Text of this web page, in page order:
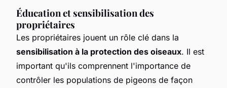
Éducation et sensibilisation des
propriétaires
Les propriétaires jouent un rôle clé dans la
sensibilisation à la protection des oiseaux. Il est
important qu'ils comprennent l'importance de
contrôler les populations de pigeons de façon